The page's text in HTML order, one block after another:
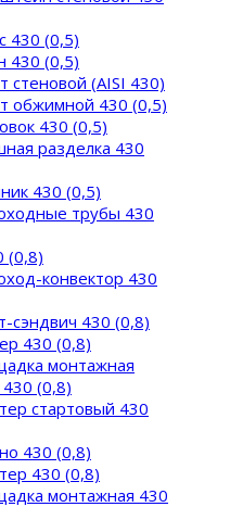
430 (0,5)
430 (0,5)
стеновой (AISI 430)
обжимной 430 (0,5)
430 (0,5)
разделка 430
430 (0,5)
трубы 430
(0,8)
конвектор 430
сэндвич 430 (0,8)
430 (0,8)
монтажная
(0,8)
стартовый 430
430 (0,8)
430 (0,8)
монтажная 430